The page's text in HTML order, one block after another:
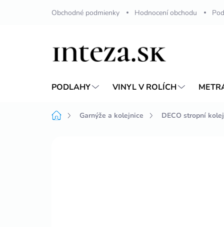
Obchodné podmienky Hodnocení obchodu
PODLAHY VINYL V ROLÍCH
DomůGarnýže a kolejnice DECO stropní